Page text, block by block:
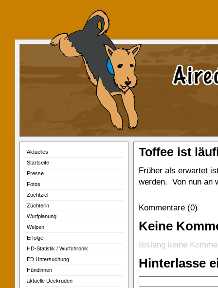
Aktuelles
Startseite
Presse
Fotos
Zuchtziel
Züchterin
Wurfplanung
Welpen
Erfolge
HD-Statistik / Wurfchronik
ED Untersuchung
Hündinnen
aktuelle Deckrüden
Toffee ist
Früher als erwartet
werden. Von nun an
Kommentare (0)
Keine
Bislang keine
Hinterlasse